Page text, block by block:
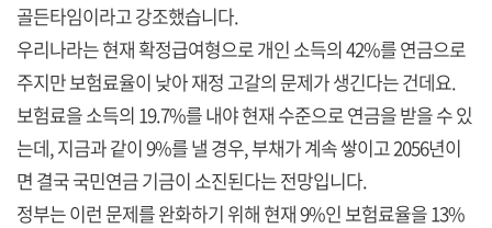
골든타임이라고 강조했습니다.
우리나라는 현재 확정급여형으로 개인 소득의 42%를 연금으로
주지만 보험료율이 낮아 재정 고갈의 문제가 생긴다는 건데요.
보험료을 소득의 19.7%를 내야 현재 수준으로 연금을 받을 수 있
는데, 지금과 같이 9%를 낼 경우, 부채가 계속 쌓이고 2056년이
면 결국 국민연금 기금이 소진된다는 전망입니다.
정부는 이런 문제를 완화하기 위해 현재 9%인 보험료율을 13%